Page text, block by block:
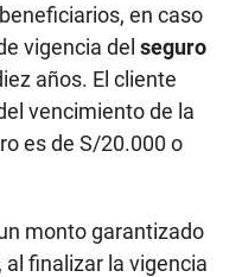
en caso
vigencia del seguro
años. El cliente
vencimiento de la
es de S/20.000 o
monto garantizado
finalizar la vigencia